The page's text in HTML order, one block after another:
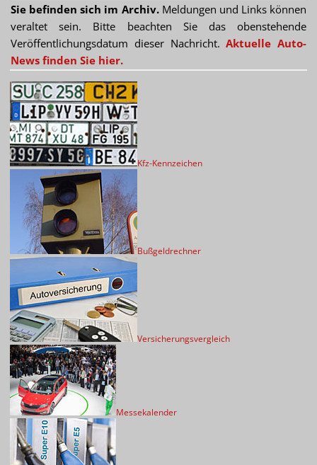
Sie befinden sich im Archiv.Meldungen und Links können
veraltet sein. Bitte beachten Sie das obenstehende
Veröffentlichungsdatum dieser Nachricht.Aktuelle Auto-
News finden Sie hier.
Kfz-Kennzeichen
Bußgeldrechner
Versicherungsvergleich
Messekalender